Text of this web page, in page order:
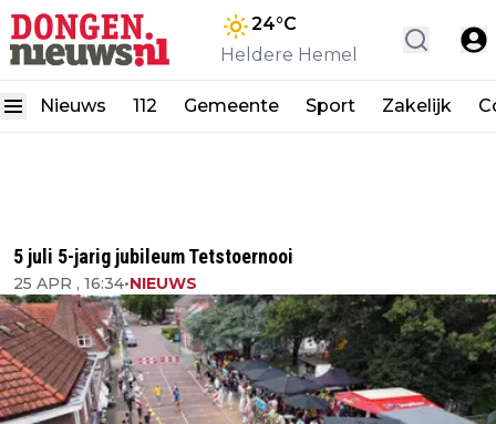
24°C
Heldere Hemel
Nieuws 112 Gemeente Sport Zakelijk
5 juli 5-jarig jubileum Tetstoernooi
25 APR , 16:34•NIEUWS